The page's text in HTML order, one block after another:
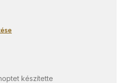
készítette